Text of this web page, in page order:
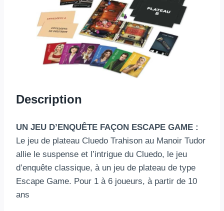
Description
UN JEU D’ENQUÊTE FAÇON ESCAPE GAME :
Le jeu de plateau Cluedo Trahison au Manoir Tudor
allie le suspense et l’intrigue du Cluedo, le jeu
d’enquête classique, à un jeu de plateau de type
Escape Game. Pour 1 à 6 joueurs, à partir de 10
ans